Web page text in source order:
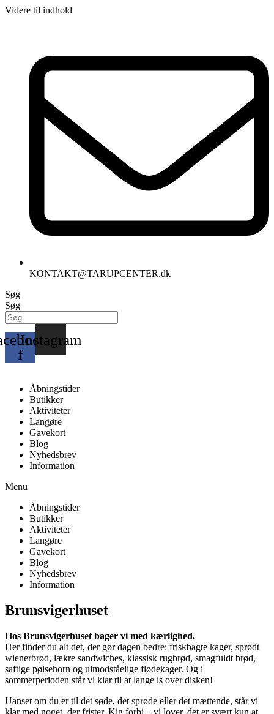
Videre til indhold
KONTAKT@TARUPCENTER.dk
Søg
Søg
f
Instagram
Åbningstider
Butikker
Aktiviteter
Langøre
Gavekort
Blog
Nyhedsbrev
Information
Menu
Åbningstider
Butikker
Aktiviteter
Langøre
Gavekort
Blog
Nyhedsbrev
Information
Brunsvigerhuset
Hos Brunsvigerhuset bager vi med kærlighed.
Her finder du alt det, der gør dagen bedre: friskbagte kager, sprødt
wienerbrød, lækre sandwiches, klassisk rugbrød, smagfuldt brød,
saftige pølsehorn og uimodståelige flødekager. Og i
sommerperioden står vi klar til at lange is over disken!
Uanset om du er til det søde, det sprøde eller det mættende, står vi